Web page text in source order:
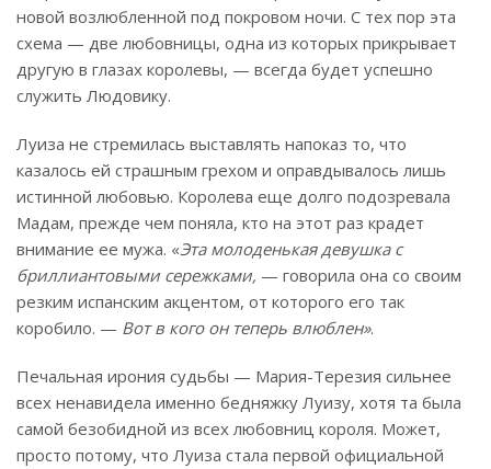
новой возлюбленной под покровом ночи. С тех пор эта
схема — две любовницы, одна из которых прикрывает
другую в глазах королевы, — всегда будет успешно
служить Людовику.
Луиза не стремилась выставлять напоказ то, что
казалось ей страшным грехом и оправдывалось лишь
истинной любовью. Королева еще долго подозревала
Мадам, прежде чем поняла, кто на этот раз крадет
внимание ее мужа. «Эта молоденькая девушка с
бриллиантовыми сережками, — говорила она со своим
резким испанским акцентом, от которого его так
коробило. — Вот в кого он теперь влюблен».
Печальная ирония судьбы — Мария-Терезия сильнее
всех ненавидела именно бедняжку Луизу, хотя та была
самой безобидной из всех любовниц короля. Может,
просто потому, что Луиза стала первой официальной